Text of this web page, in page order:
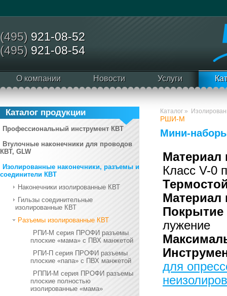
(495) 921-08-52
(495) 921-08-54
О компании Новости Услуги
Каталог продукции
Профессиональный инструмент КВТ
Втулочные наконечники для проводов
КВТ, GLW
Изолированные наконечники, разъемы и
соединители КВТ
Наконечники изолированные КВТ
Гильзы соединительные
изолированные КВТ
Разъемы изолированные КВТ
РПИ-М серия ПРОФИ разъемы
плоские «мама» с ПВХ манжетой
РПИ-П серия ПРОФИ разъемы
плоские «папа» с ПВХ манжетой
РППИ-М серия ПРОФИ разъемы
плоские полностью
изолированные «мама»
Каталог »
РШИ-М
Мини-
Материал
Класс V-0
Материал
Покрытие
лужение
для